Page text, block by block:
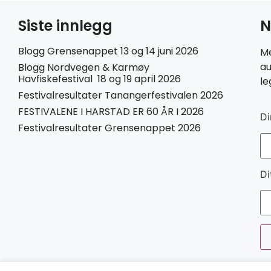
Siste innlegg
Blogg Grensenappet 13 og 14 juni 2026
Blogg Nordvegen & Karmøy
Havfiskefestival 18 og 19 april 2026
Festivalresultater Tanangerfestivalen 2026
FESTIVALENE I HARSTAD ER 60 ÅR I 2026
Festivalresultater Grensenappet 2026